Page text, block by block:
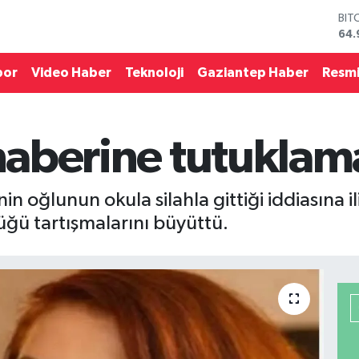
Video Haber Teknoloji Gaziantep Haber
oğlunun okula silahla gittiği iddiasına
tartışmalarını büyüttü.